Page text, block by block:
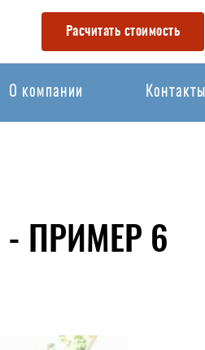
Расчитать стоимость
О компании Контакты
ПРИМЕР 6